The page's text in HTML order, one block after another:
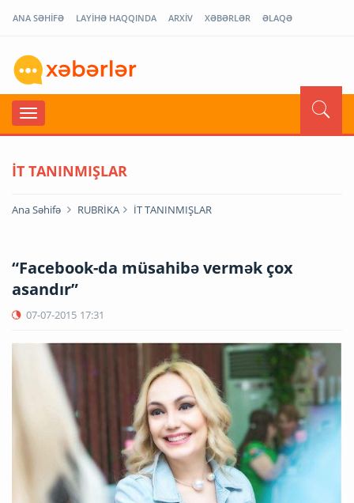
ANA SƏHİFƏ LAYİHƏ HAQQINDA ARXİV XƏBƏRLƏR ƏLAQƏ
İT TANINMIŞLAR
Ana Səhifə RUBRİKA İT TANINMIŞLAR
“Facebook-da müsahibə vermək çox
asandır”
07-07-2015 17:31